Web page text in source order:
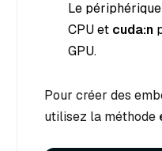
Le
CPU et cuda:n
GPU.
Pour créer des
utilisez la méthode